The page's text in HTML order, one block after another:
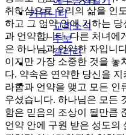
커뮤니티
교회소식
주보
갤러리
youtube
soundcloud
search
취하심으로 우리의 삶을 인
하고 그 언약 안에 거하는
과 언약합니다. 다른 처녀에
은 하나님과 언약한 자입니
이지만 가장 소중한 것을 놓
다. 약속은 연약한 당신을
라함과 언약을 맺고 모든 인
우셨습니다. 하나님은 모든
함은 믿음의 조상이 될만큼
언약 안에 구원 받은 성도의